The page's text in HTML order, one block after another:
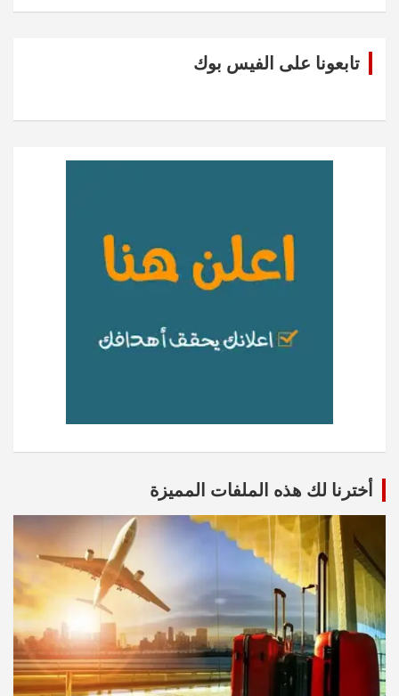
تابعونا على الفيس بوك
أخترنا لك هذه الملفات المميزة